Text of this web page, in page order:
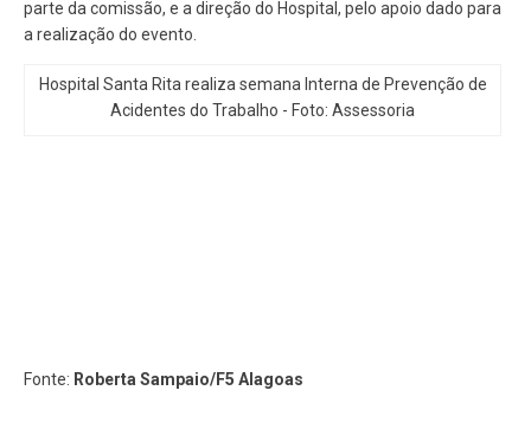
parte da comissão, e a direção do Hospital, pelo apoio dado para
a realização do evento.
Hospital Santa Rita realiza semana Interna de Prevenção de
Acidentes do Trabalho - Foto: Assessoria
Fonte: Roberta Sampaio/F5 Alagoas